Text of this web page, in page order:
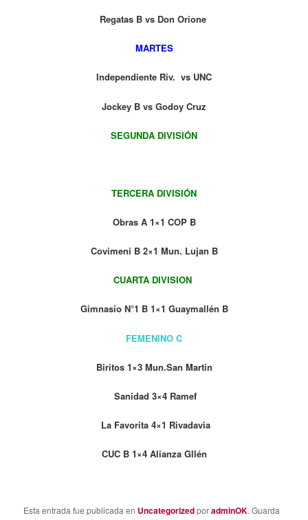
Regatas B vs Don Orione
MARTES
Independiente Riv. vs UNC
Jockey B vs Godoy Cruz
SEGUNDA DIVISIÓN
TERCERA DIVISIÓN
Obras A 1×1 COP B
Covimeni B 2×1 Mun. Lujan B
CUARTA DIVISION
Gimnasio N°1 B 1×1 Guaymallén B
FEMENINO C
Biritos 1×3 Mun.San Martin
Sanidad 3×4 Ramef
La Favorita 4×1 Rivadavia
CUC B 1×4 Alianza Gllén
Esta entrada fue publicada en UncategorizedporadminOK. Guarda